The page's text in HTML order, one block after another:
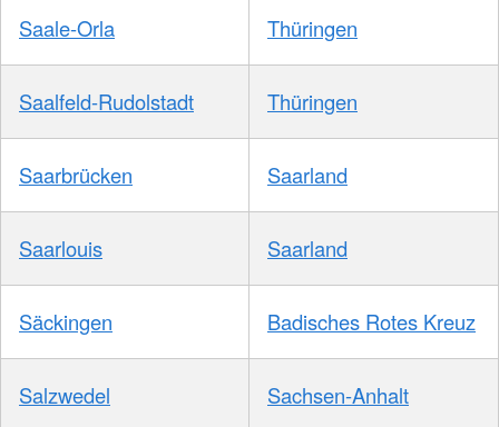
Saale-Orla Thüringen
Saalfeld-Rudolstadt Thüringen
Saarbrücken Saarland
Saarlouis Saarland
Säckingen Badisches Rotes Kreuz
Salzwedel Sachsen-Anhalt